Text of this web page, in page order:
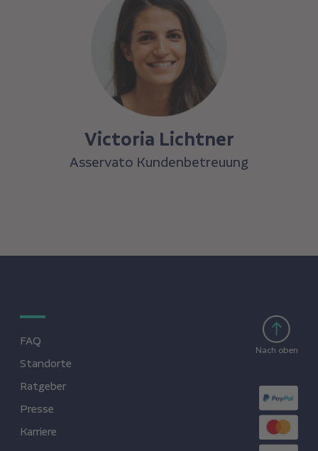
Victoria Lichtner
Asservato Kundenbetreuung
FAQ
Standorte
Ratgeber
Presse
Karriere
Nach oben